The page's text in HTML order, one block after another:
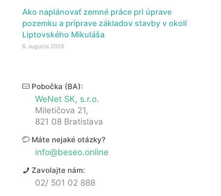
Ako naplánovať zemné práce pri úprave
pozemku a príprave základov stavby v okolí
Liptovského Mikuláša
6. augusta 2026
Pobočka (BA):
WeNet SK, s.r.o.
Miletičova 21,
821 08 Bratislava
Máte nejaké otázky?
info@beseo.online
Zavolajte nám:
02/ 501 02 888